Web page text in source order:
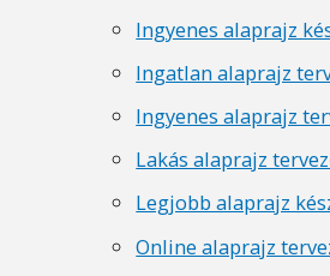
Ingyenes alaprajz
Ingatlan alaprajz
Ingyenes alaprajz
Lakás alaprajz
Legjobb alaprajz
Online alaprajz